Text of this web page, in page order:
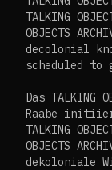
TALKING
OBJECTS
decolonial
scheduled to
Das TALKING
Raabe
TALKING
OBJECTS
dekoloniale